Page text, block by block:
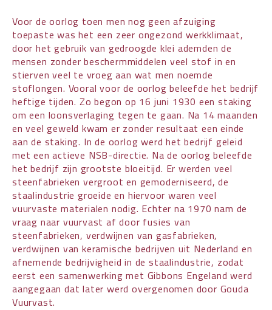
Voor de oorlog toen men nog geen afzuiging
toepaste was het een zeer ongezond werkklimaat,
door het gebruik van gedroogde klei ademden de
mensen zonder beschermmiddelen veel stof in en
stierven veel te vroeg aan wat men noemde
stoflongen. Vooral voor de oorlog beleefde het bedrijf
heftige tijden. Zo begon op 16 juni 1930 een staking
om een loonsverlaging tegen te gaan. Na 14 maanden
en veel geweld kwam er zonder resultaat een einde
aan de staking. In de oorlog werd het bedrijf geleid
met een actieve NSB-directie. Na de oorlog beleefde
het bedrijf zijn grootste bloeitijd. Er werden veel
steenfabrieken vergroot en gemoderniseerd, de
staalindustrie groeide en hiervoor waren veel
vuurvaste materialen nodig. Echter na 1970 nam de
vraag naar vuurvast af door fusies van
steenfabrieken, verdwijnen van gasfabrieken,
verdwijnen van keramische bedrijven uit Nederland en
afnemende bedrijvigheid in de staalindustrie, zodat
eerst een samenwerking met Gibbons Engeland werd
aangegaan dat later werd overgenomen door Gouda
Vuurvast.